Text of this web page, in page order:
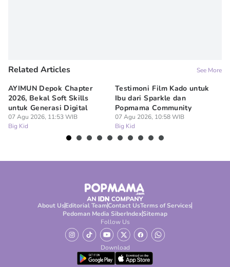
Related Articles See More
AYIMUN Depok Chapter
2026, Bekal Soft Skills
untuk Generasi Digital
07 Agu 2026, 11:53 WIB
Big Kid
Testimoni Film Kado untuk
Ibu dari Sparkle dan
Popmama Community
07 Agu 2026, 10:58 WIB
Big Kid
About UsEditorial TeamContact UsTerms of Services
Pedoman Media SiberIndexSitemap
Follow Us
Download